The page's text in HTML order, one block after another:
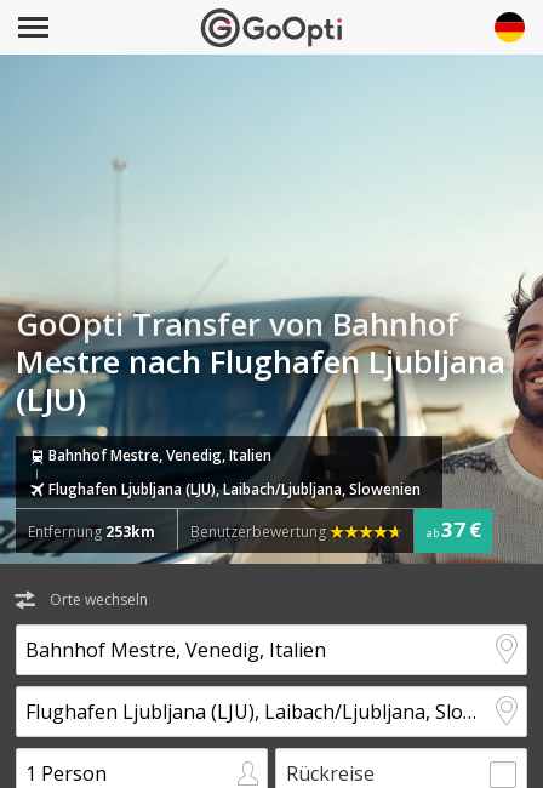
GoOpti Transfer von Bahnhof
Mestre nach Flughafen Ljubljana
(LJU)
Bahnhof Mestre, Venedig, Italien
Flughafen Ljubljana (LJU), Laibach/Ljubljana, Slowenien
Entfernung 253km Benutzerbewertung ab37 €
Orte wechseln
Rückreise